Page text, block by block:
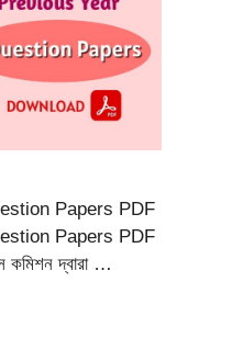
Papers PDF
Papers PDF
কমিশন দ্বারা …